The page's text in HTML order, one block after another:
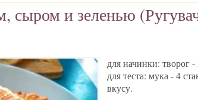
сыром и зеленью
для начинки: творог
для теста: мука - 4
вкусу.